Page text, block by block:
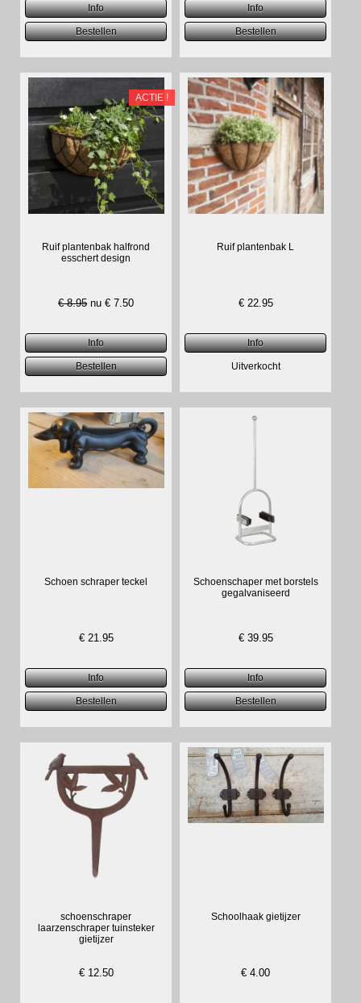
ACTIE !
Ruif plantenbak halfrond
esschert design
€ 8.95 nu €7.50
Ruif plantenbak L
€ 22.95
Schoen schraper teckel
€ 21.95
Schoenschaper met borstels
gegalvaniseerd
€ 39.95
schoenschraper
laarzenschraper tuinsteker
gietijzer
€ 12.50
Schoolhaak gietijzer
€4.00